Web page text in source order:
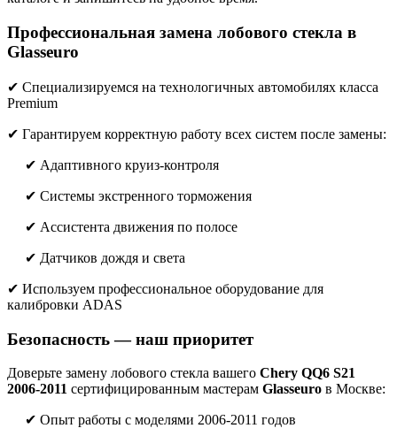
Профессиональная замена лобового стекла в
Glasseuro
✔ Специализируемся на технологичных автомобилях класса
Premium
✔ Гарантируем корректную работу всех систем после замены:
✔ Адаптивного круиз-контроля
✔ Системы экстренного торможения
✔ Ассистента движения по полосе
✔ Датчиков дождя и света
✔ Используем профессиональное оборудование для
калибровки ADAS
Безопасность — наш приоритет
Доверьте замену лобового стекла вашего Chery QQ6 S21
2006-2011 сертифицированным мастерам Glasseuro в Москве:
✔ Опыт работы с моделями 2006-2011 годов